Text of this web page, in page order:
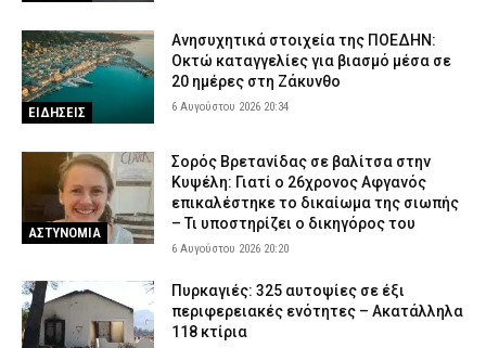
ΕΙΔΗΣΕΙΣ
Ανησυχητικά στοιχεία της ΠΟΕΔΗΝ:
Οκτώ καταγγελίες για βιασμό μέσα σε
20 ημέρες στη Ζάκυνθο
6 Αυγούστου 2026 20:34
ΑΣΤΥΝΟΜΙΑ
Σορός Βρετανίδας σε βαλίτσα στην
Κυψέλη: Γιατί ο 26χρονος Αφγανός
επικαλέστηκε το δικαίωμα της σιωπής
– Τι υποστηρίζει ο δικηγόρος του
6 Αυγούστου 2026 20:20
Πυρκαγιές: 325 αυτοψίες σε έξι
περιφερειακές ενότητες – Ακατάλληλα
118 κτίρια